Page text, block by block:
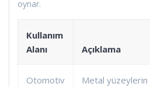
oynar.
Kullanım
Alanı
Açıklama
Otomotiv
Metal yüzeylerin